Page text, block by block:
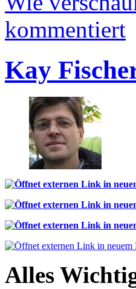
kommentiert
Kay
Alles